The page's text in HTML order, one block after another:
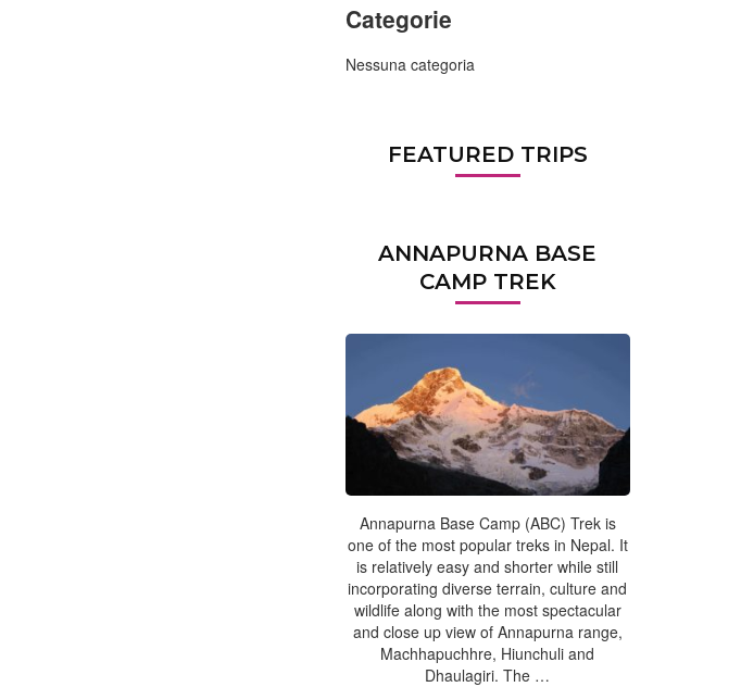
Categorie
Nessuna categoria
FEATURED TRIPS
ANNAPURNA BASE
CAMP TREK
Annapurna Base Camp (ABC) Trek is
one of the most popular treks in Nepal. It
is relatively easy and shorter while still
incorporating diverse terrain, culture and
wildlife along with the most spectacular
and close up view of Annapurna range,
Machhapuchhre, Hiunchuli and
Dhaulagiri. The …